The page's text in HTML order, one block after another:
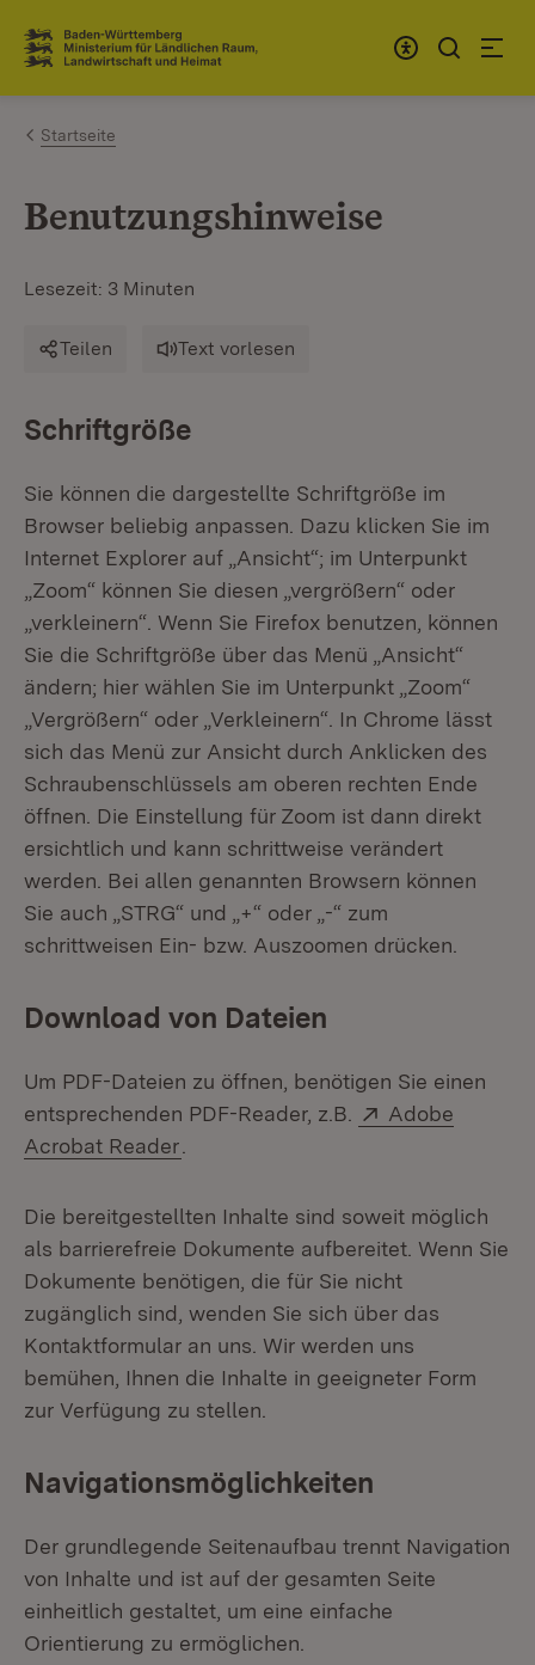
Zum Inhalt springen
Link zur Startseite
Startseite
Benutzungshinweise
Lesezeit: 3 Minuten
Teilen Text vorlesen
Schriftgröße
Sie können die dargestellte Schriftgröße im
Browser beliebig anpassen. Dazu klicken Sie im
Internet Explorer auf „Ansicht“; im Unterpunkt
„Zoom“ können Sie diesen „vergrößern“ oder
„verkleinern“. Wenn Sie Firefox benutzen, können
Sie die Schriftgröße über das Menü „Ansicht“
ändern; hier wählen Sie im Unterpunkt „Zoom“
„Vergrößern“ oder „Verkleinern“. In Chrome lässt
sich das Menü zur Ansicht durch Anklicken des
Schraubenschlüssels am oberen rechten Ende
öffnen. Die Einstellung für Zoom ist dann direkt
ersichtlich und kann schrittweise verändert
werden. Bei allen genannten Browsern können
Sie auch „STRG“ und „+“ oder „-“ zum
schrittweisen Ein- bzw. Auszoomen drücken.
Download von Dateien
Um PDF-Dateien zu öffnen, benötigen Sie einen
entsprechenden PDF-Reader, z.B.
Extern:
Adobe
Acrobat Reader
Die bereitgestellten Inhalte sind soweit möglich
als barrierefreie Dokumente aufbereitet. Wenn Sie
Dokumente benötigen, die für Sie nicht
zugänglich sind, wenden Sie sich über das
Kontaktformular an uns. Wir werden uns
bemühen, Ihnen die Inhalte in geeigneter Form
zur Verfügung zu stellen.
Navigationsmöglichkeiten
Der grundlegende Seitenaufbau trennt Navigation
von Inhalte und ist auf der gesamten Seite
einheitlich gestaltet, um eine einfache
Orientierung zu ermöglichen.